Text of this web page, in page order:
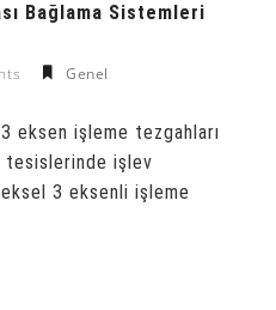
Bağlama Sistemleri
Genel
eksen işleme tezgahları
tesislerinde işlev
3 eksenli işleme